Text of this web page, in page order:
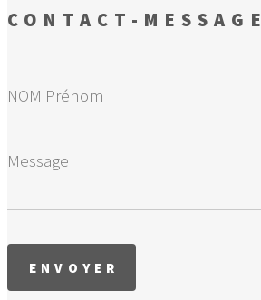
CONTACT-MESSAGE